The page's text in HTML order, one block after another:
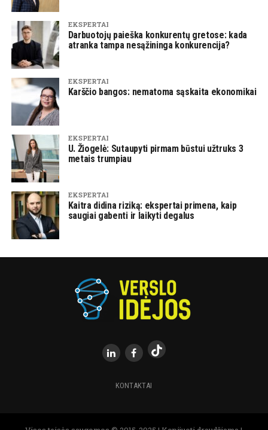
EKSPERTAI
Darbuotojų paieška konkurentų gretose: kada
atranka tampa nesąžininga konkurencija?
EKSPERTAI
Karščio bangos: nematoma sąskaita ekonomikai
EKSPERTAI
U. Žiogelė: Sutaupyti pirmam būstui užtruks 3
metais trumpiau
EKSPERTAI
Kaitra didina riziką: ekspertai primena, kaip
saugiai gabenti ir laikyti degalus
KONTAKTAI